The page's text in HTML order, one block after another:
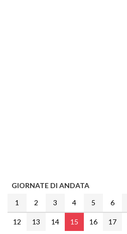
GIORNATE DI ANDATA
1
2 3 4 5 6
12 13 14 15 16 17